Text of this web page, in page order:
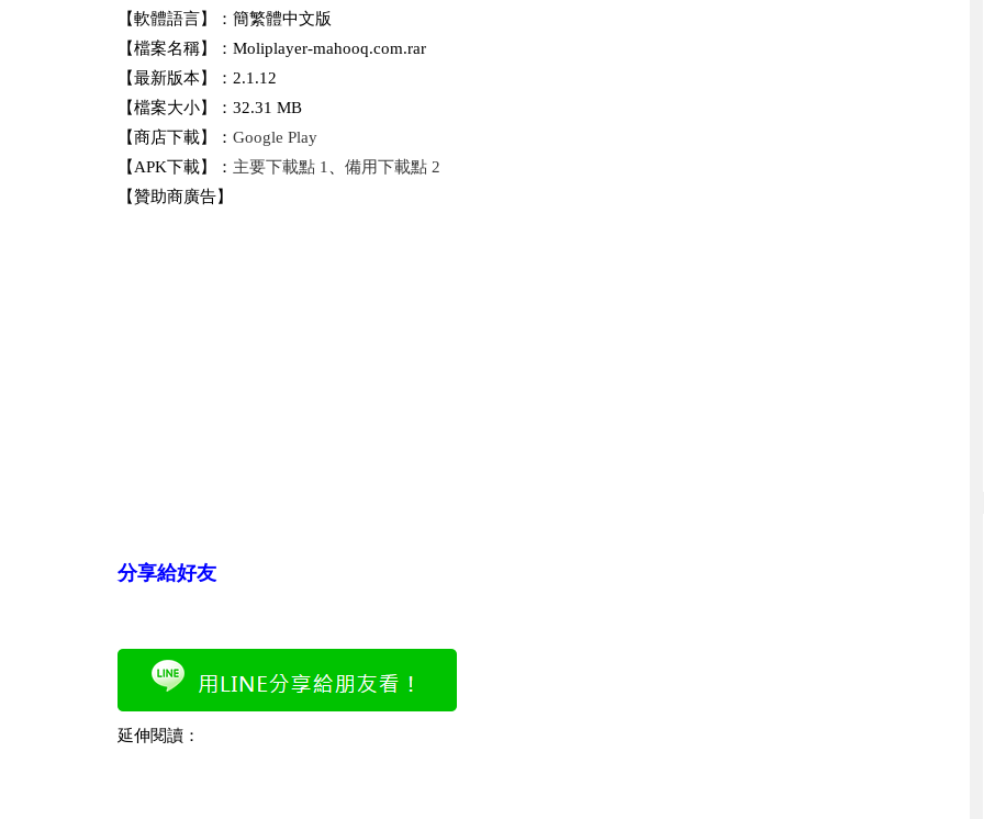
【軟體語言】：簡繁體中文版
【檔案名稱】：Moliplayer-mahooq.com.rar
【最新版本】：2.1.12
【檔案大小】：32.31 MB
【商店下載】： Google Play
【APK下載】： 主要下載點 1、 備用下載點 2
【贊助商廣告】
分享給好友
延伸閱讀：